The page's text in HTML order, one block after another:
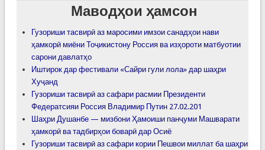
Маводҳои ҳамсон
Гузориши тасвирӣ аз маросими имзои санадҳои нави
ҳамкорӣ миёни Тоҷикистону Россия ва изҳороти матбуотии
сарони давлатҳо
Иштирок дар фестивали «Сайри гули лола» дар шаҳри
Хуҷанд
Гузориши тасвирӣ аз сафари расмии Президенти
Федератсияи Россия Владимир Путин 27.02.201
Шаҳри Душанбе — мизбони Ҳамоиши панҷуми Машварати
ҳамкорӣ ва тадбирҳои боварӣ дар Осиё
Гузориши тасвирӣ аз сафари кории Пешвои миллат ба шаҳри